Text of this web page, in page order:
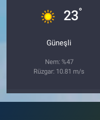
23°
Güneşli
Nem: %47
Rüzgar: 10.81 m/s